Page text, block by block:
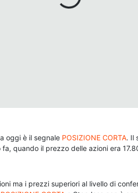
oggi è il segnale POSIZIONE CORTA. Il
quando il prezzo delle azioni era
ma i prezzi superiori al livello di